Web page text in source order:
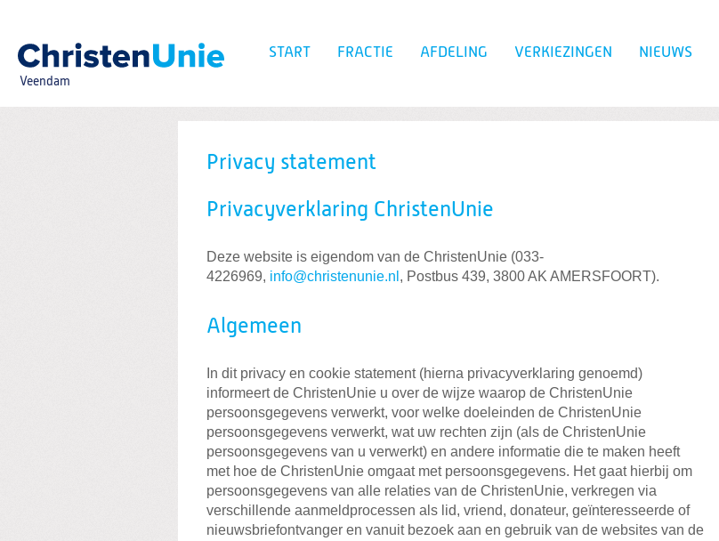
Spring
naar
inhoud
Veendam
START FRACTIE AFDELING VERKIEZINGEN NIEUWS
Privacy statement
Privacyverklaring ChristenUnie
Deze website is eigendom van de ChristenUnie (033-
4226969, info@christenunie.nl , Postbus 439, 3800 AK AMERSFOORT).
Algemeen
In dit privacy en cookie statement (hierna privacyverklaring genoemd)
informeert de ChristenUnie u over de wijze waarop de ChristenUnie
persoonsgegevens verwerkt, voor welke doeleinden de ChristenUnie
persoonsgegevens verwerkt, wat uw rechten zijn (als de ChristenUnie
persoonsgegevens van u verwerkt) en andere informatie die te maken heeft
met hoe de ChristenUnie omgaat met persoonsgegevens. Het gaat hierbij om
persoonsgegevens van alle relaties van de ChristenUnie, verkregen via
verschillende aanmeldprocessen als lid, vriend, donateur, geïnteresseerde of
nieuwsbriefontvanger en vanuit bezoek aan en gebruik van de websites van de